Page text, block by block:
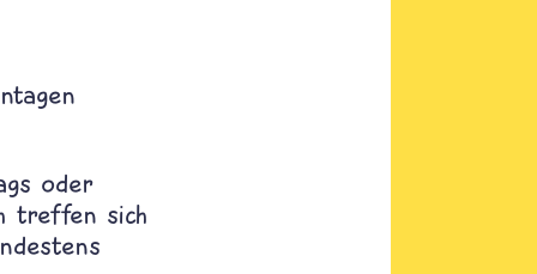
oder
treffen sich